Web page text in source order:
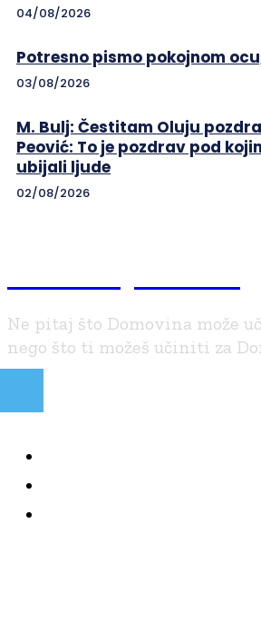
04/08/2026
Potresno pismo pokojnom
03/08/2026
M. Bulj: Čestitam Oluju
Peović: To je pozdrav pod
ubijali ljude
02/08/2026
Ne pitaj što Domovina može
nego što ti možeš učiniti za